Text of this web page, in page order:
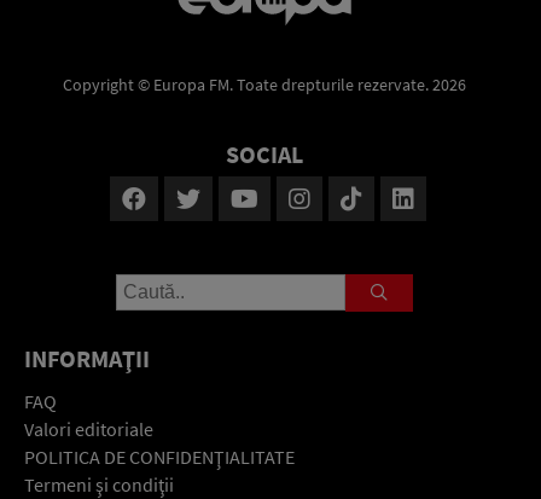
Copyright © Europa FM. Toate drepturile rezervate. 2026
SOCIAL
INFORMAŢII
FAQ
Valori editoriale
POLITICA DE CONFIDENŢIALITATE
Termeni şi condiţii